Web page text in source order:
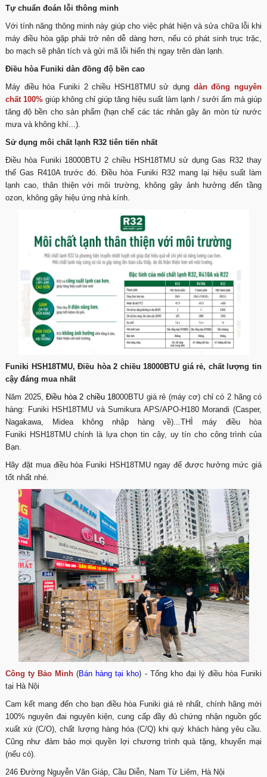
Tự chuẩn đoán lỗi thông minh
Với tính năng thông minh này giúp cho việc phát hiện và sửa chữa lỗi khi
máy điều hòa gặp phải trở nên dễ dàng hơn, nếu có phát sinh trục trặc,
bo mạch sẽ phân tích và gửi mã lỗi hiển thị ngay trên dàn lạnh.
Điều hòa Funiki dàn đồng độ bền cao
Máy điều hòa Funiki 2 chiều HSH18TMU sử dụng dàn đồng nguyên
chất 100% giúp không chỉ giúp tăng hiệu suất làm lạnh / sưởi ấm mà giúp
tăng độ bền cho sản phẩm (hạn chế các tác nhân gây ăn mòn từ nước
mưa và không khí...).
Sử dụng môi chất lạnh R32 tiên tiến nhất
Điều hòa Funiki 18000BTU 2 chiều HSH18TMU sử dụng Gas R32 thay
thế Gas R410A trước đó. Điều hòa Funiki R32 mang lại hiệu suất làm
lạnh cao, thân thiện với môi trường, không gây ảnh hưởng đến tầng
ozon, không gây hiệu ứng nhà kính.
Funiki HSH18TMU, Điều hòa 2 chiều 18000BTU giá rẻ, chất lượng tin
cậy đáng mua nhất
Năm 2025,Điều hòa 2 chiều18000BTU giá rẻ (máy cơ) chỉ có 2 hãng có
hàng: Funiki HSH18TMU và Sumikura APS/APO-H180 Morandi (Casper,
Nagakawa, Midea không nhập hàng về)...THÌ máy điều hòa
Funiki HSH18TMU chính là lựa chọn tin cậy, uy tín cho công trình của
Bạn.
Hãy đặt mua điều hòa Funiki HSH18TMU ngay để được hưởng mức giá
tốt nhất nhé.
Công ty Bảo Minh (Bán hàng tại kho) - Tổng kho đại lý điều hòa Funiki
tại Hà Nội
Cam kết mang đến cho bạn điều hòa Funiki giá rẻ nhất, chính hãng mới
100% nguyên đai nguyên kiện, cung cấp đầy đủ chứng nhận nguồn gốc
xuất xứ (C/O), chất lượng hàng hóa (C/Q) khi quý khách hàng yêu cầu.
Cũng như đảm bảo mọi quyền lợi chương trình quà tặng, khuyến mại
(nếu có).
246 Đường Nguyễn Văn Giáp, Cầu Diễn, Nam Từ Liêm, Hà Nội